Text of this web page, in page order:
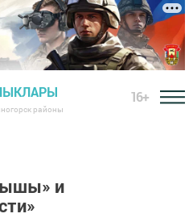
районы
16+
и